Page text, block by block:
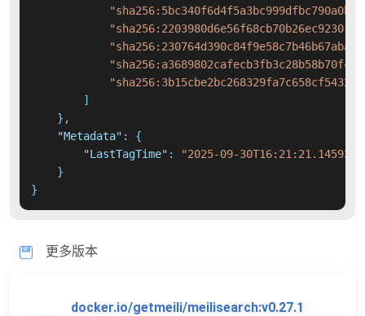
]
} ,
"Metadata" :
{
"LastTagTime" :
"2025-09-
}
}
更多版本
docker.io/getmeili/meilisearch:v0.27.1